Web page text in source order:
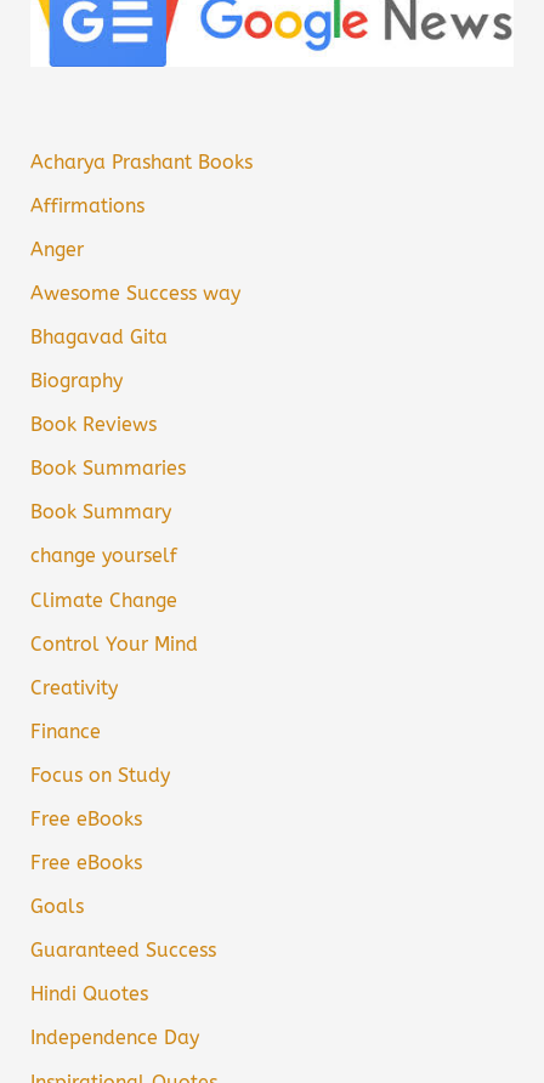
Acharya Prashant Books
Affirmations
Anger
Awesome Success way
Bhagavad Gita
Biography
Book Reviews
Book Summaries
Book Summary
change yourself
Climate Change
Control Your Mind
Creativity
Finance
Focus on Study
Free eBooks
Free eBooks
Goals
Guaranteed Success
Hindi Quotes
Independence Day